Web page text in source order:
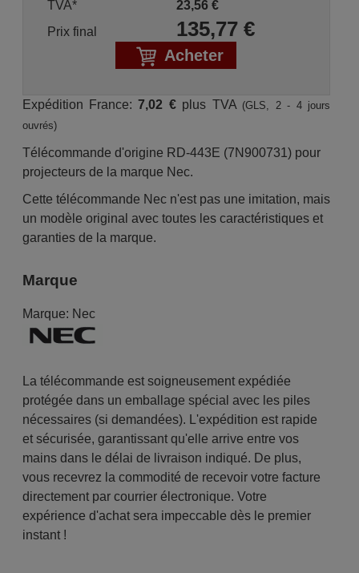
TVA*
23,56€
Prix final
135,77€
Acheter
Expédition France:7,02 €plus TVA (GLS, 2 - 4 jours
ouvrés)
Télécommande d'origine RD-443E (7N900731) pour
projecteurs de la marque Nec.
Cette télécommande Nec n'est pas une imitation, mais
un modèle original avec toutes les caractéristiques et
garanties de la marque.
Marque
Marque: Nec
La télécommande est soigneusement expédiée
protégée dans un emballage spécial avec les piles
nécessaires (si demandées). L'expédition est rapide
et sécurisée, garantissant qu'elle arrive entre vos
mains dans le délai de livraison indiqué. De plus,
vous recevrez la commodité de recevoir votre facture
directement par courrier électronique. Votre
expérience d'achat sera impeccable dès le premier
instant !